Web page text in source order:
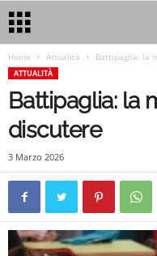
Home Attualità Battipaglia: la
ATTUALITÀ
Battipaglia: la
discutere
3 Marzo 2026